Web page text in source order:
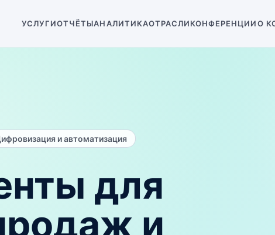
УСЛУГИОТЧЁТЫАНАЛИТИКАОТРАСЛИКОНФЕРЕНЦИИО
и автоматизация
для
и